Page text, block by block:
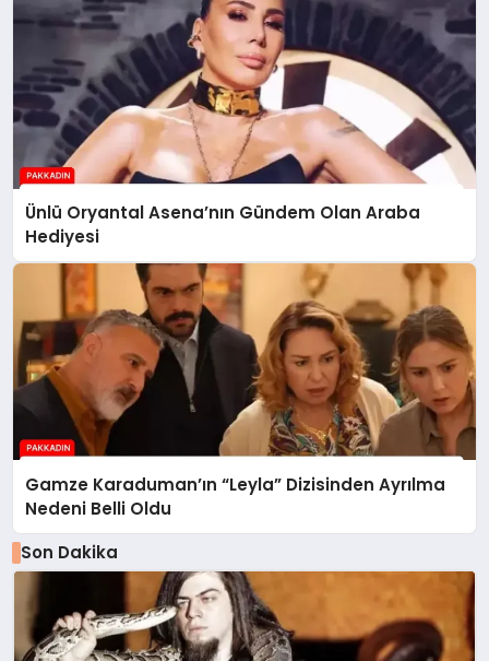
Ünlü Oryantal Asena’nın Gündem Olan Araba
Hediyesi
Gamze Karaduman’ın “Leyla” Dizisinden Ayrılma
Nedeni Belli Oldu
Son Dakika